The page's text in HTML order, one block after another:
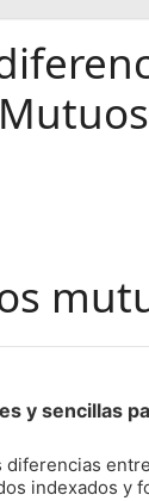
y sencillas
diferencias
indexados y